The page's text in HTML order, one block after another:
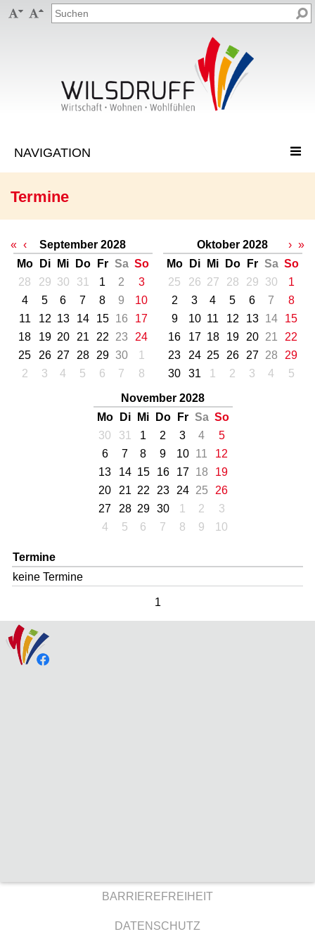
 
Termine
« ‹
September 2028
Mo
Di Mi Do Fr Sa So
28
29 30 31 1 2
3
4
5 6 7 8 9
10
11
12 13 14 15 16
17
18
19 20 21 22 23
24
25
26 27 28 29 30
1
2
3 4 5 6 7 8
Oktober 2028
Mo
Di Mi Do Fr Sa So
25
26 27 28 29 30
1
2
3 4 5 6 7
8
9
10 11 12 13 14
15
16
17 18 19 20 21
22
23
24 25 26 27 28
29
30
31 1 2 3 4 5
November 2028
Mo
Di Mi Do Fr Sa So
30
31 1 2 3 4
5
6
7 8 9 10 11
12
13
14 15 16 17 18
19
20
21 22 23 24 25
26
27
28 29 30 1 2
3
4
5 6 7 8 9 10
› »
Termine
keine Termine
1
BARRIEREFREIHEIT
DATENSCHUTZ